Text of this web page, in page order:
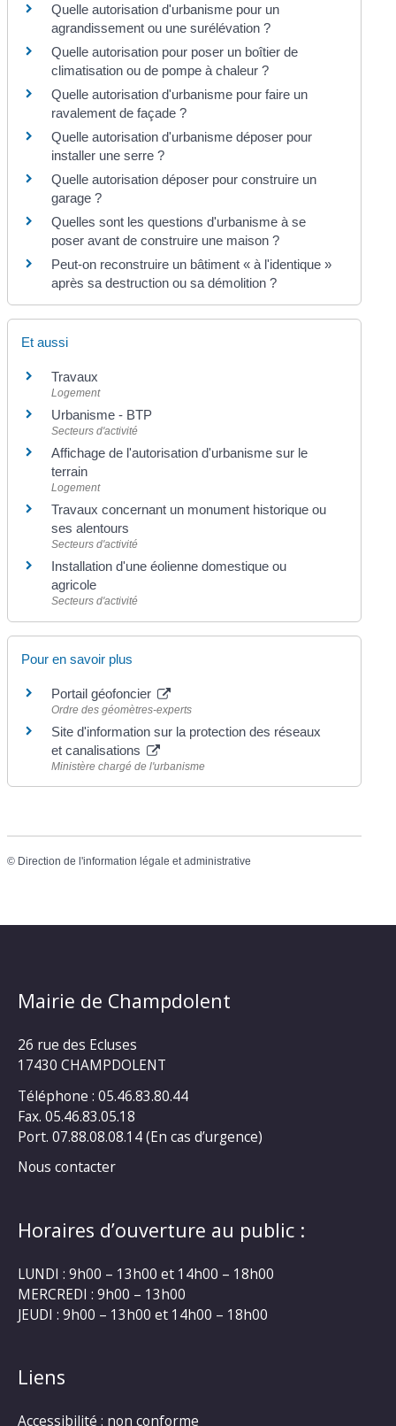
Quelle autorisation d'urbanisme pour un
agrandissement ou une surélévation ?
Quelle autorisation pour poser un boîtier de
climatisation ou de pompe à chaleur ?
Quelle autorisation d'urbanisme pour faire un
ravalement de façade ?
Quelle autorisation d'urbanisme déposer pour
installer une serre ?
Quelle autorisation déposer pour construire un
garage ?
Quelles sont les questions d'urbanisme à se
poser avant de construire une maison ?
Peut-on reconstruire un bâtiment « à l'identique »
après sa destruction ou sa démolition ?
Et aussi
Travaux
Logement
Urbanisme - BTP
Secteurs d'activité
Affichage de l'autorisation d'urbanisme sur le
terrain
Logement
Travaux concernant un monument historique ou
ses alentours
Secteurs d'activité
Installation d'une éolienne domestique ou
agricole
Secteurs d'activité
Pour en savoir plus
Portail géofoncier
Ordre des géomètres-experts
Site d'information sur la protection des réseaux
et canalisations
Ministère chargé de l'urbanisme
© Direction de l'information légale et administrative
Mairie de Champdolent
26 rue des Ecluses
17430 CHAMPDOLENT
Téléphone : 05.46.83.80.44
Fax. 05.46.83.05.18
Port. 07.88.08.08.14 (En cas d’urgence)
Nous contacter
Horaires d’ouverture au public :
LUNDI : 9h00 – 13h00 et 14h00 – 18h00
MERCREDI : 9h00 – 13h00
JEUDI : 9h00 – 13h00 et 14h00 – 18h00
Liens
Accessibilité : non conforme